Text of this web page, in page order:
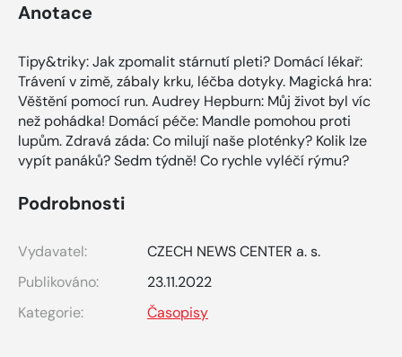
Anotace
Tipy&triky: Jak zpomalit stárnutí pleti? Domácí lékař:
Trávení v zimě, zábaly krku, léčba dotyky. Magická hra:
Věštění pomocí run. Audrey Hepburn: Můj život byl víc
než pohádka! Domácí péče: Mandle pomohou proti
lupům. Zdravá záda: Co milují naše ploténky? Kolik lze
vypít panáků? Sedm týdně! Co rychle vyléčí rýmu?
Podrobnosti
Vydavatel:
CZECH NEWS CENTER a. s.
Publikováno:
23.11.2022
Kategorie:
Časopisy